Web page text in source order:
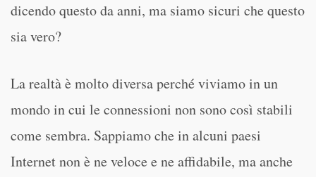
dicendo questo da anni, ma siamo sicuri che questo
sia vero?
La realtà è molto diversa perché viviamo in un
mondo in cui le connessioni non sono così stabili
come sembra. Sappiamo che in alcuni paesi
Internet non è ne veloce e ne affidabile, ma anche